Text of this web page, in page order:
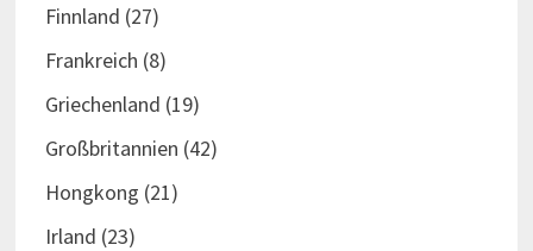
Finnland (27)
Frankreich (8)
Griechenland (19)
Großbritannien (42)
Hongkong (21)
Irland (23)